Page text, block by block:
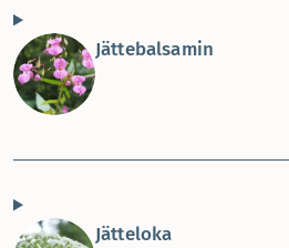
Jättebalsamin
Jätteloka